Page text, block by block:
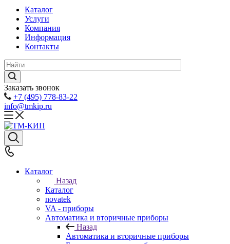
Каталог
Услуги
Компания
Информация
Контакты
Заказать звонок
+7 (495) 778-83-22
info@tmkip.ru
Каталог
Назад
Каталог
novatek
VA - приборы
Автоматика и вторичные приборы
Назад
Автоматика и вторичные приборы